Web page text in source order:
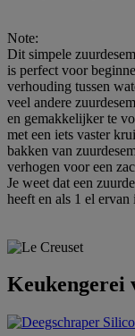
Note:
Dit simpele
is perfect voor
verhouding tussen
veel andere
en gemakkelijker te
met een iets vaster
bakken van
verhogen voor een
Je weet dat een
heeft en als 1 el
Keukengerei